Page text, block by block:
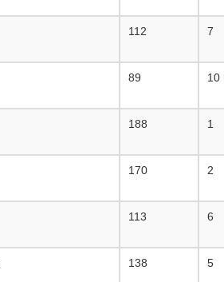
112 7
89 10
188 1
170 2
113 6
138 5